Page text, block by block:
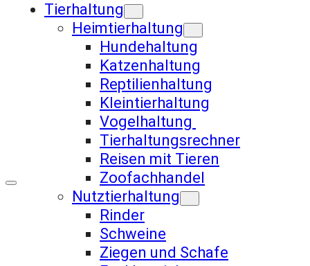
Tierhaltung
Heimtierhaltung
Hundehaltung
Katzenhaltung
Reptilienhaltung
Kleintierhaltung
Vogelhaltung
Tierhaltungsrechner
Reisen mit Tieren
Zoofachhandel
Nutztierhaltung
Rinder
Schweine
Ziegen und Schafe